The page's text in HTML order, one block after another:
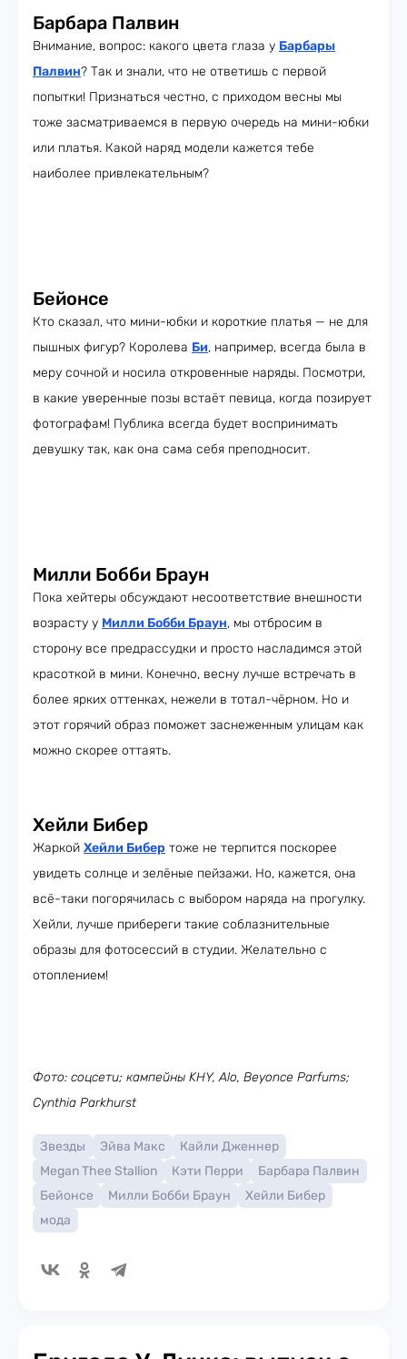
Барбара Палвин
Внимание, вопрос: какого цвета глаза у Барбары
Палвин? Так и знали, что не ответишь с первой
попытки! Признаться честно, с приходом весны мы
тоже засматриваемся в первую очередь на мини-юбки
или платья. Какой наряд модели кажется тебе
наиболее привлекательным?
Бейонсе
Кто сказал, что мини-юбки и короткие платья — не для
пышных фигур? Королева Би, например, всегда была в
меру сочной и носила откровенные наряды. Посмотри,
в какие уверенные позы встаёт певица, когда позирует
фотографам! Публика всегда будет воспринимать
девушку так, как она сама себя преподносит.
Милли Бобби Браун
Пока хейтеры обсуждают несоответствие внешности
возрасту у Милли Бобби Браун, мы отбросим в
сторону все предрассудки и просто насладимся этой
красоткой в мини. Конечно, весну лучше встречать в
более ярких оттенках, нежели в тотал-чёрном. Но и
этот горячий образ поможет заснеженным улицам как
можно скорее оттаять.
Хейли Бибер
Жаркой Хейли Бибер тоже не терпится поскорее
увидеть солнце и зелёные пейзажи. Но, кажется, она
всё-таки погорячилась с выбором наряда на прогулку.
Хейли, лучше прибереги такие соблазнительные
образы для фотосессий в студии. Желательно с
отоплением!
Фото: соцсети; кампейны KHY, Alo, Beyonce Parfums;
Cynthia Parkhurst
Звезды Эйва Макс
Кайли Дженнер
Megan Thee Stallion
Кэти Перри
Барбара Палвин
Бейонсе
Милли Бобби Браун
Хейли Бибер
мода